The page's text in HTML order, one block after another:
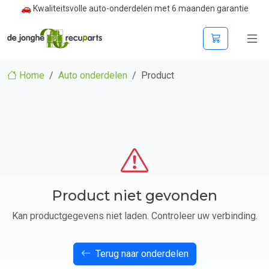
🚗 Kwaliteitsvolle auto-onderdelen met 6 maanden garantie
Home Auto onderdelen Product
Product niet gevonden
Kan productgegevens niet laden. Controleer uw verbinding.
Terug naar onderdelen